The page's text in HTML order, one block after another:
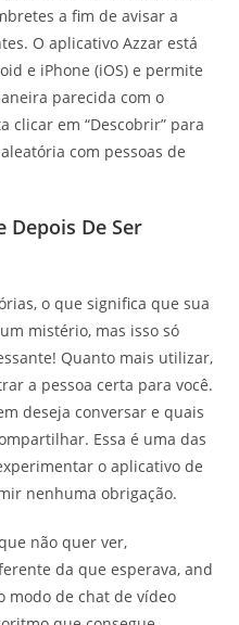
a fim de avisar a
O aplicativo Azzar está
e iPhone (iOS) e permite
parecida com o
clicar em “Descobrir” para
com pessoas de
Depois De Ser
o que significa que sua
mistério, mas isso só
Quanto mais utilizar,
a pessoa certa para você.
deseja conversar e quais
Essa é uma das
o aplicativo de
nenhuma obrigação.
não quer ver,
da que esperava, and
modo de chat de vídeo